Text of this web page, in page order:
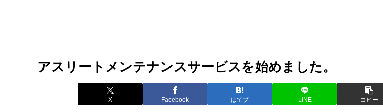
アスリートメンテナンスサービスを始めました。
X Facebook はてブ LINE コピー